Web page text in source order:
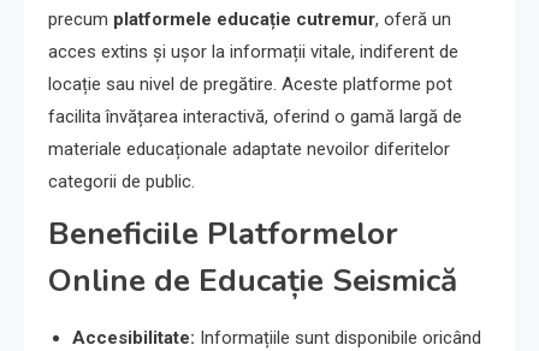
precum platformele educație cutremur, oferă un
acces extins și ușor la informații vitale, indiferent de
locație sau nivel de pregătire. Aceste platforme pot
facilita învățarea interactivă, oferind o gamă largă de
materiale educaționale adaptate nevoilor diferitelor
categorii de public.
Beneficiile Platformelor
Online de Educație Seismică
Accesibilitate: Informațiile sunt disponibile oricând